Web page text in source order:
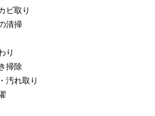
ビ取り
清掃
り
掃除
汚れ取り